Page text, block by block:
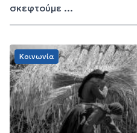
σκεφτούμε ...
Κοινωνία